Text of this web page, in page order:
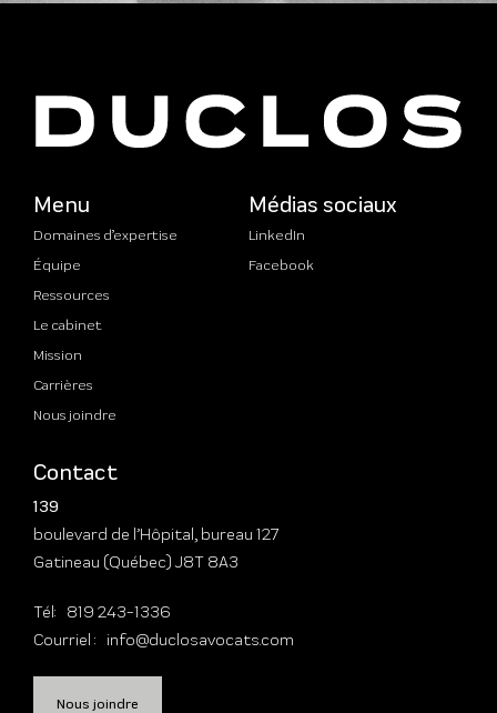
Menu
Domaines d’expertise
Équipe
Ressources
Le cabinet
Mission
Carrières
Nous joindre
Médias sociaux
LinkedIn
Facebook
Contact
139
boulevard de l’Hôpital, bureau 127
Gatineau (Québec) J8T 8A3
Tél:
819 243-1336
Courriel :
info@duclosavocats.com
Nous joindre